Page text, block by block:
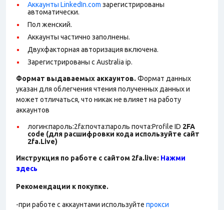
Аккаунты LinkedIn.com зарегистрированы
автоматически.
Пол женский.
Аккаунты частично заполнены.
Двухфакторная авторизация включена.
Зарегистрированы с Australia ip.
Формат выдаваемых аккаунтов. Формат данных
указан для облегчения чтения полученных данных и
может отличаться, что никак не влияет на работу
аккаунтов
логин:пароль:2fa:почта:пароль почта:Profile ID 2FA
code (для расшифровки кода используйте сайт
2fa.Live)
Инструкция по работе с сайтом 2fa.live: Нажми
здесь
Рекомендации к покупке.
-при работе с аккаунтами используйте прокси